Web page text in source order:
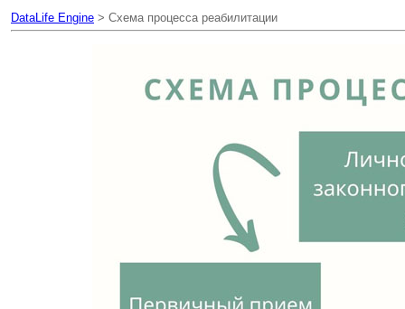
DataLife Engine > Схема процесса реабилитации